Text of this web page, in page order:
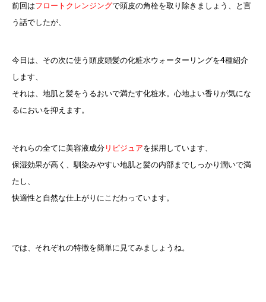
前回はフロートクレンジングで頭皮の角栓を取り除きましょう、と言
う話でしたが、
今日は、その次に使う頭皮頭髪の化粧水ウォーターリングを4種紹介
します、
それは、 地肌と髪をうるおいで満たす化粧水。心地よい香りが気にな
るにおいを抑えます。
それらの全てに美容液成分リピジュアを採用しています、
保湿効果が高く、馴染みやすい地肌と髪の内部までしっかり潤いで満
たし、
快適性と自然な仕上がりにこだわっています。
では、それぞれの特徴を簡単に見てみましょうね。